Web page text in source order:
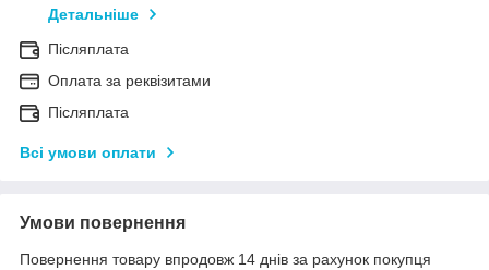
Детальніше
Післяплата
Оплата за реквізитами
Післяплата
Всі умови оплати
Умови повернення
Повернення товару впродовж 14 днів за рахунок покупця